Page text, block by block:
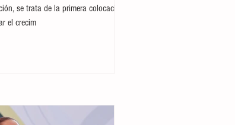
se trata de la primera colocación
el crecim